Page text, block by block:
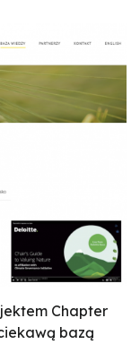
Chapter
bazą